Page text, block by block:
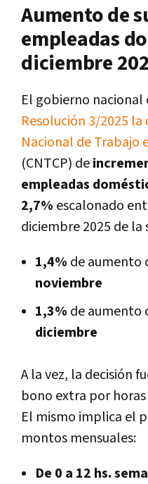
Aumento de
empleadas
diciembre
El gobierno
Resolución 3/2025 la
Nacional de Trabajo
(CNTCP) de
empleadas
2,7% escalonado
diciembre 2025 de
1,4% de aumento
noviembre
1,3% de aumento
diciembre
A la vez, la decisión
bono extra por
El mismo implica el
montos mensuales:
De 0 a 12 hs.